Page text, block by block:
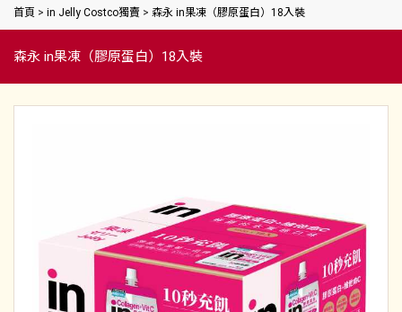
首頁 > in Jelly Costco獨賣 > 森永 in果凍（膠原蛋白）18入裝
森永 in果凍（膠原蛋白）18入裝